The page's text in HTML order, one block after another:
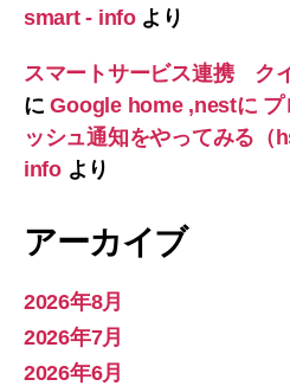
smart - infoより
スマートサービス連携 ク
にGoogle home ,nestに プ
ッシュ通知をやってみる
infoより
アーカイブ
2026年8月
2026年7月
2026年6月